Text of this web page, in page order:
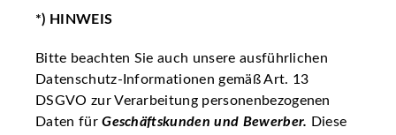
*) HINWEIS
Bitte beachten Sie auch unsere ausführlichen
Datenschutz-Informationen gemäß Art. 13
DSGVO zur Verarbeitung personenbezogenen
Daten fürGeschäftskunden und Bewerber. Diese